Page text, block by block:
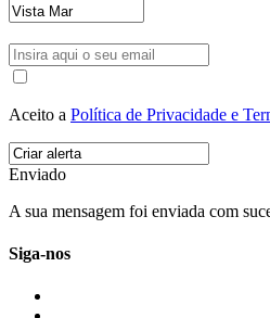
Aceito a Política de Privacidade e
Enviado
A sua mensagem foi enviada com
Siga-nos